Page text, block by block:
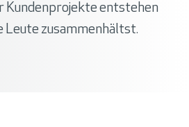
Kundenprojekte entstehen
Leute zusammenhältst.